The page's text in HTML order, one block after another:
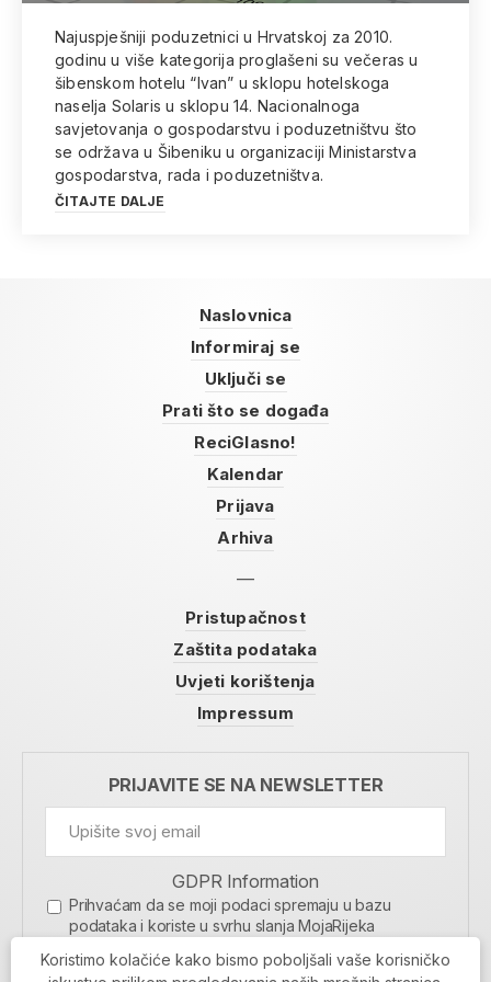
Najuspješniji poduzetnici u Hrvatskoj za 2010.
godinu u više kategorija proglašeni su večeras u
šibenskom hotelu “Ivan” u sklopu hotelskoga
naselja Solaris u sklopu 14. Nacionalnoga
savjetovanja o gospodarstvu i poduzetništvu što
se održava u Šibeniku u organizaciji Ministarstva
gospodarstva, rada i poduzetništva.
ČITAJTE DALJE
Naslovnica
Informiraj se
Uključi se
Prati što se događa
ReciGlasno!
Kalendar
Prijava
Arhiva
Pristupačnost
Zaštita podataka
Uvjeti korištenja
Impressum
PRIJAVITE SE NA NEWSLETTER
GDPR Information
Prihvaćam da se moji podaci spremaju u bazu
podataka i koriste u svrhu slanja MojaRijeka
MOJARIJEKA NEWSLETTER
Koristimo kolačiće kako bismo poboljšali vaše korisničko